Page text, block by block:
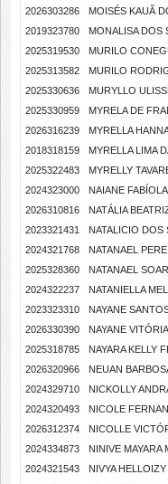
2026303286
MOISÉS KAUÃ
2019323780
MONALISA DOS
2025319530
MURILO
2025313582
MURILO
2025330636
MURYLLO
2025330959
MYRELA DE
2026316239
MYRELLA
2018318159
MYRELLA LIMA
2025322483
MYRELLY
2024323000
NAIANE
2026310816
NATÁLIA
2023321431
NATALICIO DOS
2024321768
NATANAEL
2025328360
NATANAEL
2024322237
NATANIELLA
2023323310
NAYANE
2026330390
NAYANE
2025318785
NAYARA KELLY
2026320966
NEUAN
2024329710
NICKOLLY
2024320493
NICOLE
2026312374
NICOLLE
2024334873
NINIVE MAYARA
2024321543
NIVYA